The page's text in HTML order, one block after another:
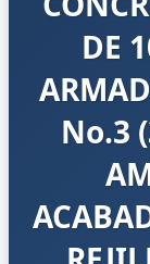
DE
No.3